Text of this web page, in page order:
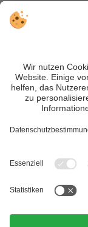
VIVOSüdtirol ist
besuchen,
tollen
Trotz genauer
Informieren